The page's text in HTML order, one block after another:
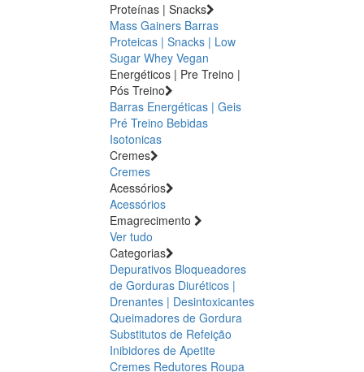
Proteínas | Snacks
Mass Gainers Barras
Proteicas | Snacks | Low
Sugar Whey Vegan
Energéticos | Pre Treino |
Pós Treino
Barras Energéticas | Geis
Pré Treino Bebidas
Isotonicas
Cremes
Cremes
Acessórios
Acessórios
Emagrecimento
Ver tudo
Categorias
Depurativos Bloqueadores
de Gorduras Diuréticos |
Drenantes | Desintoxicantes
Queimadores de Gordura
Substitutos de Refeição
Inibidores de Apetite
Cremes Redutores Roupa